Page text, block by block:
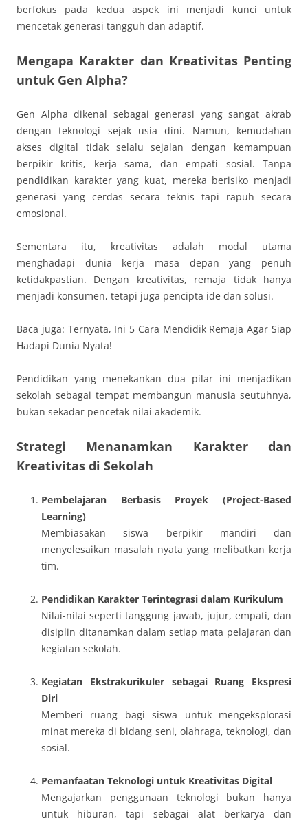
berfokus pada kedua aspek ini menjadi kunci untuk
mencetak generasi tangguh dan adaptif.
Mengapa Karakter dan Kreativitas Penting
untuk Gen Alpha?
Gen Alpha dikenal sebagai generasi yang sangat akrab
dengan teknologi sejak usia dini. Namun, kemudahan
akses digital tidak selalu sejalan dengan kemampuan
berpikir kritis, kerja sama, dan empati sosial. Tanpa
pendidikan karakter yang kuat, mereka berisiko menjadi
generasi yang cerdas secara teknis tapi rapuh secara
emosional.
Sementara itu, kreativitas adalah modal utama
menghadapi dunia kerja masa depan yang penuh
ketidakpastian. Dengan kreativitas, remaja tidak hanya
menjadi konsumen, tetapi juga pencipta ide dan solusi.
Baca juga: Ternyata, Ini 5 Cara Mendidik Remaja Agar Siap
Hadapi Dunia Nyata!
Pendidikan yang menekankan dua pilar ini menjadikan
sekolah sebagai tempat membangun manusia seutuhnya,
bukan sekadar pencetak nilai akademik.
Strategi Menanamkan Karakter dan
Kreativitas di Sekolah
Pembelajaran Berbasis Proyek (Project-Based
Learning)
Membiasakan siswa berpikir mandiri dan
menyelesaikan masalah nyata yang melibatkan kerja
tim.
Pendidikan Karakter Terintegrasi dalam Kurikulum
Nilai-nilai seperti tanggung jawab, jujur, empati, dan
disiplin ditanamkan dalam setiap mata pelajaran dan
kegiatan sekolah.
Kegiatan Ekstrakurikuler sebagai Ruang Ekspresi
Diri
Memberi ruang bagi siswa untuk mengeksplorasi
minat mereka di bidang seni, olahraga, teknologi, dan
sosial.
Pemanfaatan Teknologi untuk Kreativitas Digital
Mengajarkan penggunaan teknologi bukan hanya
untuk hiburan, tapi sebagai alat berkarya dan